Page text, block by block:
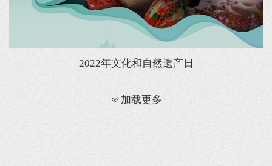
2022年文化和自然遗产日
加载更多